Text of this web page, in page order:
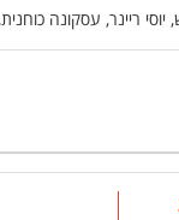
ריינר, עסקונה